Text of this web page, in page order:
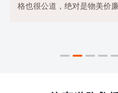
格也很公道，绝对是物美价